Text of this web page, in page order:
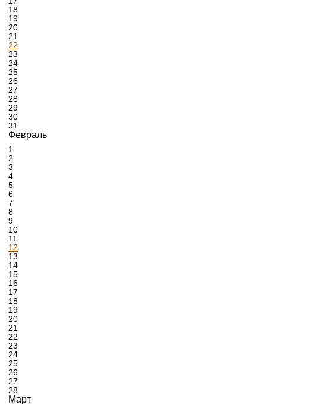
18
19
20
21
22
23
24
25
26
27
28
29
30
31
Февраль
1
2
3
4
5
6
7
8
9
10
11
12
13
14
15
16
17
18
19
20
21
22
23
24
25
26
27
28
Март